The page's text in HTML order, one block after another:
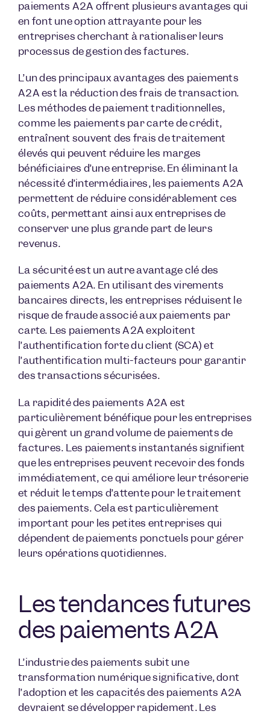
paiements A2A offrent plusieurs avantages qui
en font une option attrayante pour les
entreprises cherchant à rationaliser leurs
processus de gestion des factures.
L’un des principaux avantages des paiements
A2A est la réduction des frais de transaction.
Les méthodes de paiement traditionnelles,
comme les paiements par carte de crédit,
entraînent souvent des frais de traitement
élevés qui peuvent réduire les marges
bénéficiaires d’une entreprise. En éliminant la
nécessité d’intermédiaires, les paiements A2A
permettent de réduire considérablement ces
coûts, permettant ainsi aux entreprises de
conserver une plus grande part de leurs
revenus.
La sécurité est un autre avantage clé des
paiements A2A. En utilisant des virements
bancaires directs, les entreprises réduisent le
risque de fraude associé aux paiements par
carte. Les paiements A2A exploitent
l’authentification forte du client (SCA) et
l’authentification multi-facteurs pour garantir
des transactions sécurisées.
La rapidité des paiements A2A est
particulièrement bénéfique pour les entreprises
qui gèrent un grand volume de paiements de
factures. Les paiements instantanés signifient
que les entreprises peuvent recevoir des fonds
immédiatement, ce qui améliore leur trésorerie
et réduit le temps d’attente pour le traitement
des paiements. Cela est particulièrement
important pour les petites entreprises qui
dépendent de paiements ponctuels pour gérer
leurs opérations quotidiennes.
Les tendances futures
des paiements A2A
L’industrie des paiements subit une
transformation numérique significative, dont
l’adoption et les capacités des paiements A2A
devraient se développer rapidement. Les